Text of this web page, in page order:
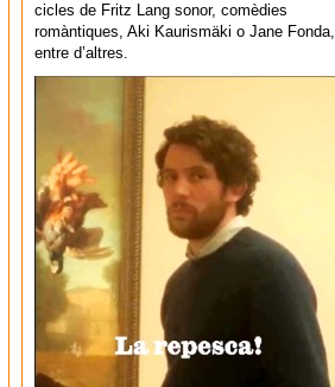
cicles de Fritz Lang sonor, comèdies
romàntiques, Aki Kaurismäki o Jane Fonda,
entre d’altres.